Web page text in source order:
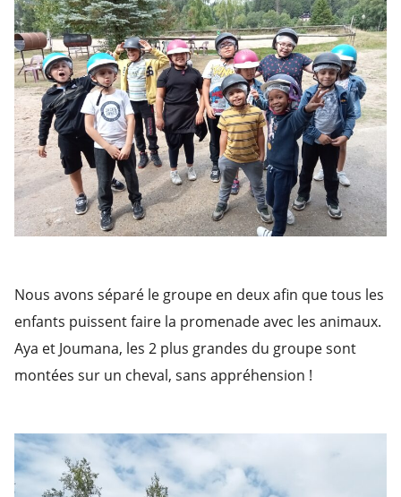
Nous avons séparé le groupe en deux afin que tous les
enfants puissent faire la promenade avec les animaux.
Aya et Joumana, les 2 plus grandes du groupe sont
montées sur un cheval, sans appréhension !